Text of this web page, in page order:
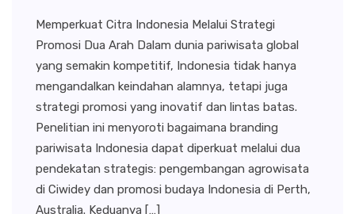
Memperkuat Citra Indonesia Melalui Strategi
Promosi Dua Arah Dalam dunia pariwisata global
yang semakin kompetitif, Indonesia tidak hanya
mengandalkan keindahan alamnya, tetapi juga
strategi promosi yang inovatif dan lintas batas.
Penelitian ini menyoroti bagaimana branding
pariwisata Indonesia dapat diperkuat melalui dua
pendekatan strategis: pengembangan agrowisata
di Ciwidey dan promosi budaya Indonesia di Perth,
Australia. Keduanya […]